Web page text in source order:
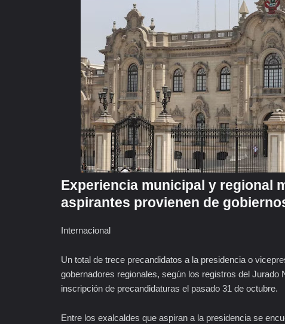
Experiencia municipal y regional
aspirantes provienen de
Internacional
Un total de trece precandidatos a la presidencia o
gobernadores regionales, según los registros del
inscripción de precandidaturas el pasado 31 de octubre.
Entre los exalcaldes que aspiran a la presidencia se